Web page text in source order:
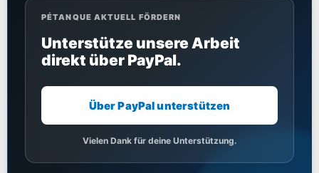
PÉTANQUE AKTUELL FÖRDERN
Unterstütze unsere Arbeit
direkt über PayPal.
Über PayPal unterstützen
Vielen Dank für deine Unterstützung.